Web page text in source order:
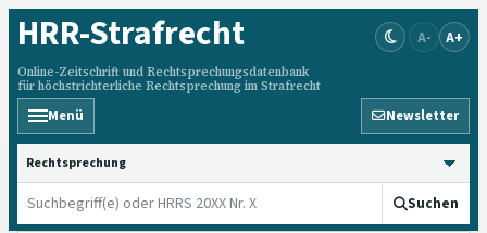
HRR-Strafrecht
Online-Zeitschrift und Rechtsprechungsdatenbank
für höchstrichterliche Rechtsprechung im Strafrecht
A- A+
Menü Newsletter
HRRS durchsuchen
Suchen